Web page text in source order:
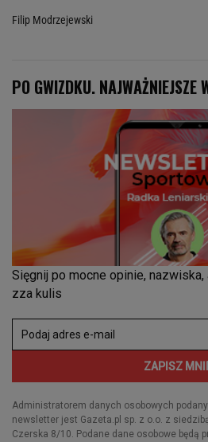
Filip Modrzejewski